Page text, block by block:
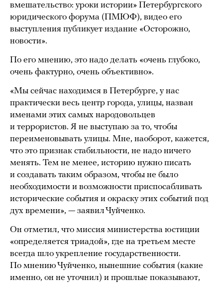
вмешательство: уроки истории» Петербургского
юридического форума (ПМЮФ), видео его
выступления публикует издание «Осторожно,
новости».
По его мнению, это надо делать «очень глубоко,
очень фактурно, очень объективно».
«Мы сейчас находимся в Петербурге, у нас
практически весь центр города, улицы, назван
именами этих самых народовольцев
и террористов. Я не выступаю за то, чтобы
переименовывать улицы. Мне, наоборот, кажется,
что это признак стабильности, не надо ничего
менять. Тем не менее, историю нужно писать
и создавать таким образом, чтобы не было
необходимости и возможности приспосабливать
исторические события и окраску этих событий под
дух времени», — заявил Чуйченко.
Он отметил, что миссия министерства юстиции
«определяется триадой», где на третьем месте
всегда шло укрепление государственности.
По мнению Чуйченко, нынешние события (какие
именно, он не уточнил) и прошлые показывают,